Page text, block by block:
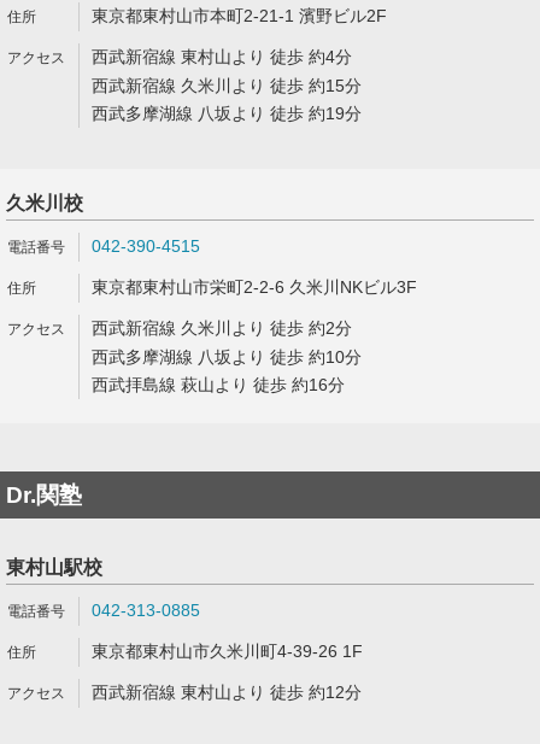
東京都東村山市本町2-21-1 濱野ビル2F
西武新宿線 東村山より 徒歩 約4分
西武新宿線 久米川より 徒歩 約15分
西武多摩湖線 八坂より 徒歩 約19分
久米川校
042-390-4515
東京都東村山市栄町2-2-6 久米川NKビル3F
西武新宿線 久米川より 徒歩 約2分
西武多摩湖線 八坂より 徒歩 約10分
西武拝島線 萩山より 徒歩 約16分
Dr.関塾
東村山駅校
042-313-0885
東京都東村山市久米川町4-39-26 1F
西武新宿線 東村山より 徒歩 約12分